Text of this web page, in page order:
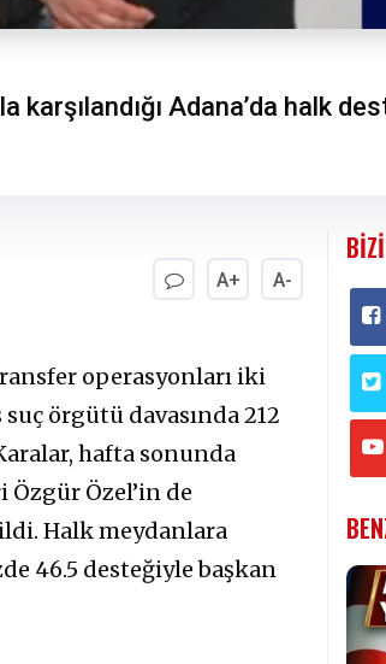
Adana’da halk
A+ A-
operasyonları iki
örgütü davasında 212
hafta sonunda
Özgür Özel’in de
Halk meydanlara
46.5 desteğiyle başkan